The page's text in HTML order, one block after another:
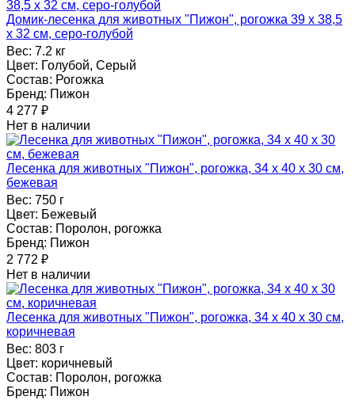
Домик-лесенка для животных "Пижон", рогожка 39 х 38,5
х 32 см, серо-голубой
Вес: 7.2 кг
Цвет: Голубой, Серый
Состав: Рогожка
Бренд: Пижон
4 277 ₽
Нет в наличии
Лесенка для животных "Пижон", рогожка, 34 х 40 х 30 см,
бежевая
Вес: 750 г
Цвет: Бежевый
Состав: Поролон, рогожка
Бренд: Пижон
2 772 ₽
Нет в наличии
Лесенка для животных "Пижон", рогожка, 34 х 40 х 30 см,
коричневая
Вес: 803 г
Цвет: коричневый
Состав: Поролон, рогожка
Бренд: Пижон